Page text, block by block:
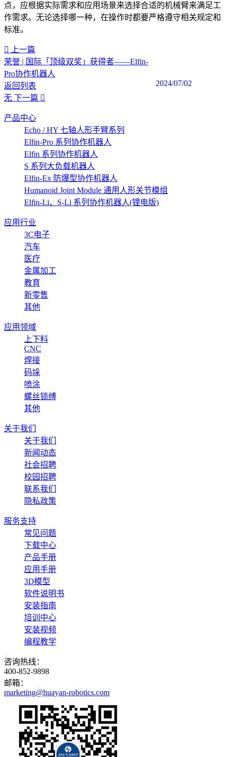
点，应根据实际需求和应用场景来选择合适的机械臂来满足工
作需求。无论选择哪一种，在操作时都要严格遵守相关规定和
标准。‍
上一篇
荣誉 | 国际「顶级双奖」获得者——Elfin-
Pro协作机器人
2024/07/02
返回列表
无 下一篇
产品中心
Echo / HY 七轴人形手臂系列
Elfin-Pro 系列协作机器人
Elfin 系列协作机器人
S 系列大负载机器人
Elfin-Ex 防爆型协作机器人
Humanoid Joint Module 通用人形关节模组
Elfin-Li、S-Li 系列协作机器人(锂电版)
应用行业
3C电子
汽车
医疗
金属加工
教育
新零售
其他
应用领域
上下料
CNC
焊接
码垛
喷涂
螺丝锁缚
其他
关于我们
关于我们
新闻动态
社会招聘
校园招聘
联系我们
隐私政策
服务支持
常见问题
下载中心
产品手册
应用手册
3D模型
软件说明书
安装指南
培训中心
安装视频
编程教学
咨询热线：
400-852-9898
邮箱：
marketing@huayan-robotics.com